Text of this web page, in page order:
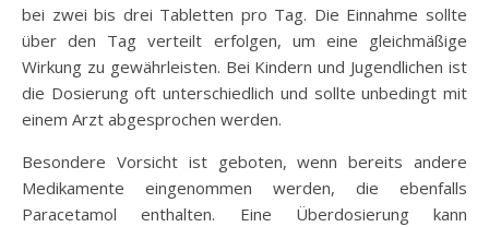
bei zwei bis drei Tabletten pro Tag. Die Einnahme sollte
über den Tag verteilt erfolgen, um eine gleichmäßige
Wirkung zu gewährleisten. Bei Kindern und Jugendlichen ist
die Dosierung oft unterschiedlich und sollte unbedingt mit
einem Arzt abgesprochen werden.
Besondere Vorsicht ist geboten, wenn bereits andere
Medikamente eingenommen werden, die ebenfalls
Paracetamol enthalten. Eine Überdosierung kann